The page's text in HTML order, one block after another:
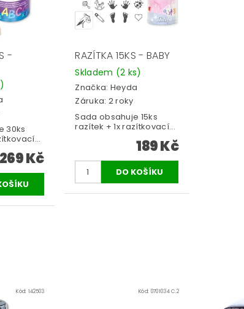
-
30ks
269 Kč
RAZÍTKA 15KS - BABY
Skladem (2 ks)
Značka: Heyda
Záruka: 2 roky
Sada obsahuje 15ks
razítek + 1x razítkovací...
189 Kč
Kód: 142503 Kód: 0701034 C.2